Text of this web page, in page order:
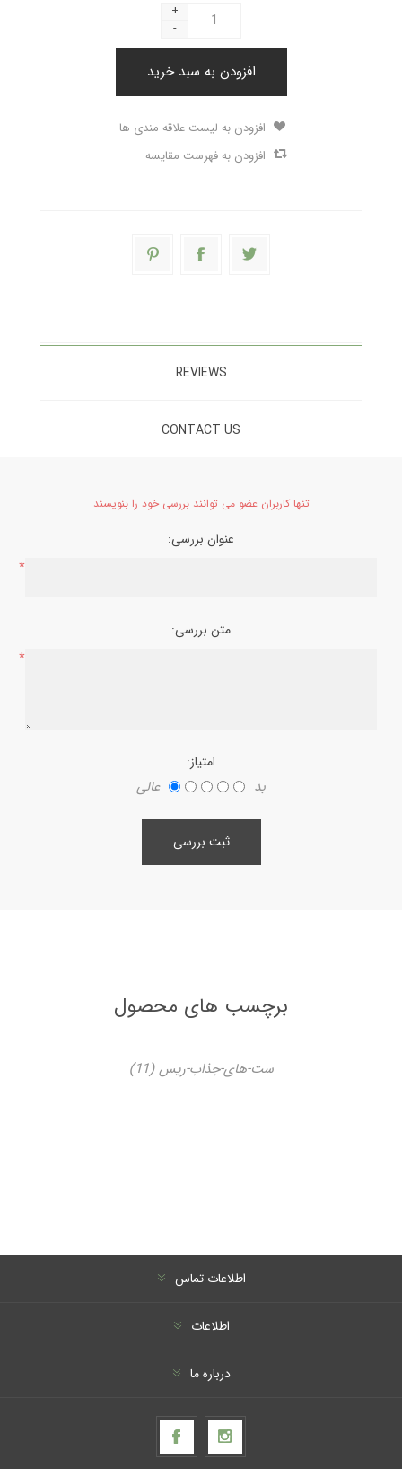
+
-
افزودن به سبد خرید
افزودن به لیست علاقه مندی ها
افزودن به فهرست مقایسه
REVIEWS
CONTACT US
تنها کاربران عضو می توانند بررسی خود را بنویسند
عنوان بررسی:
*
متن بررسی:
*
امتیاز:
بد عالی
ثبت بررسی
برچسب های محصول
ست-های-جذاب-ریس (11)
اطلاعات تماس
اطلاعات
درباره ما